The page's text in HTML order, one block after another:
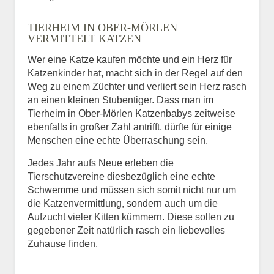
BILD HOCHLADEN
Vermisst seit
Ort des Verschwindens
TIERHEIM IN OBER-MÖRLEN
VERMITTELT KATZEN
Wer eine Katze kaufen möchte und ein Herz für
Katzenkinder hat, macht sich in der Regel auf den
Weg zu einem Züchter und verliert sein Herz rasch
an einen kleinen Stubentiger. Dass man im
Tierheim in Ober-Mörlen Katzenbabys zeitweise
ebenfalls in großer Zahl antrifft, dürfte für einige
Menschen eine echte Überraschung sein.
Jedes Jahr aufs Neue erleben die
Tierschutzvereine diesbezüglich eine echte
Schwemme und müssen sich somit nicht nur um
die Katzenvermittlung, sondern auch um die
Aufzucht vieler Kitten kümmern. Diese sollen zu
gegebener Zeit natürlich rasch ein liebevolles
Zuhause finden.